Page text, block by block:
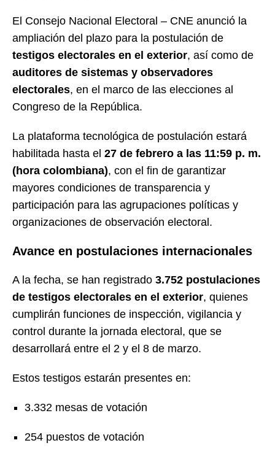
El Consejo Nacional Electoral – CNE anunció la
ampliación del plazo para la postulación de
testigos electorales en el exterior, así como de
auditores de sistemas y observadores
electorales, en el marco de las elecciones al
Congreso de la República.
La plataforma tecnológica de postulación estará
habilitada hasta el 27 de febrero a las 11:59 p. m.
(hora colombiana), con el fin de garantizar
mayores condiciones de transparencia y
participación para las agrupaciones políticas y
organizaciones de observación electoral.
Avance en postulaciones internacionales
A la fecha, se han registrado 3.752 postulaciones
de testigos electorales en el exterior, quienes
cumplirán funciones de inspección, vigilancia y
control durante la jornada electoral, que se
desarrollará entre el 2 y el 8 de marzo.
Estos testigos estarán presentes en:
3.332 mesas de votación
254 puestos de votación